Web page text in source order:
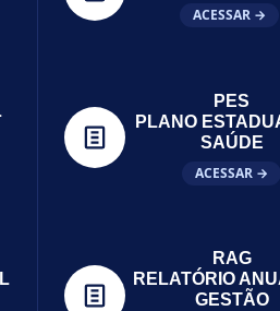
ACESSAR →
PES
PLANO
SAÚDE
ACESSAR →
RAG
RELATÓRIO
GESTÃO